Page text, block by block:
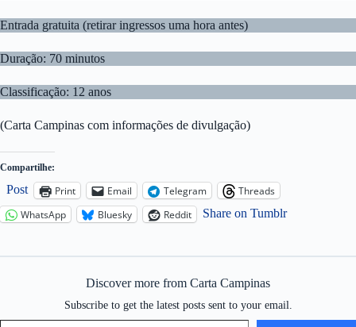
Entrada gratuita (retirar ingressos uma hora antes)
Duração: 70 minutos
Classificação: 12 anos
(Carta Campinas com informações de divulgação)
Compartilhe:
Post Print Email Telegram
Threads
WhatsApp
Bluesky Reddit Share on Tumblr
Discover more from Carta Campinas
Subscribe to get the latest posts sent to your email.
Type your email…